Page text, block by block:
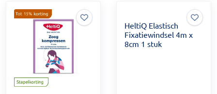
HeltiQ Elastisch
Fixatiewindsel 4m x
8cm 1 stuk